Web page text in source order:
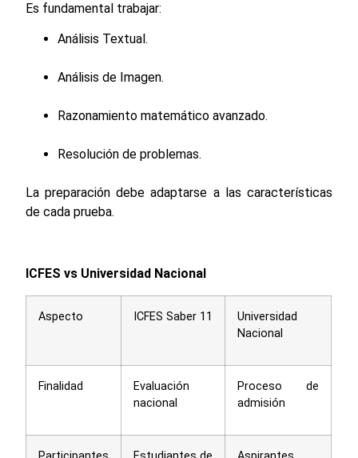
Es fundamental trabajar:
Análisis Textual.
Análisis de Imagen.
Razonamiento matemático avanzado.
Resolución de problemas.
La preparación debe adaptarse a las características
de cada prueba.
ICFES vs Universidad Nacional
Aspecto ICFES Saber 11
Universidad
Nacional
Finalidad
Evaluación
nacional
Proceso de
admisión